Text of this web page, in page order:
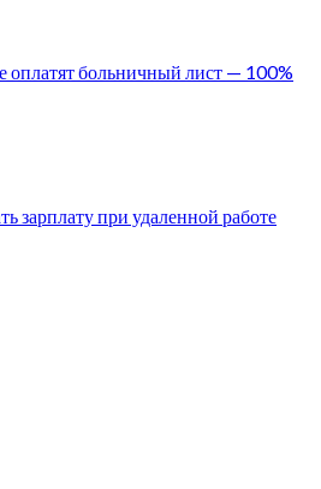
оплатят больничный лист — 100%
зарплату при удаленной работе